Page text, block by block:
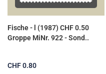
Fische - l (1987) CHF 0.50
Groppe MiNr. 922 - Sond..
CHF 0.80